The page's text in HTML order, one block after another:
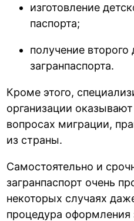
изготовление
паспорта;
получение второго
загранпаспорта.
Кроме этого,
организации
вопросах миграции,
из страны.
Самостоятельно и
загранпаспорт очень
некоторых случаях
процедура